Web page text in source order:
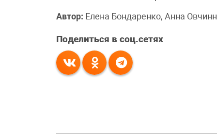
Автор: Елена Бондаренко, Анна
Поделиться в соц.сетях